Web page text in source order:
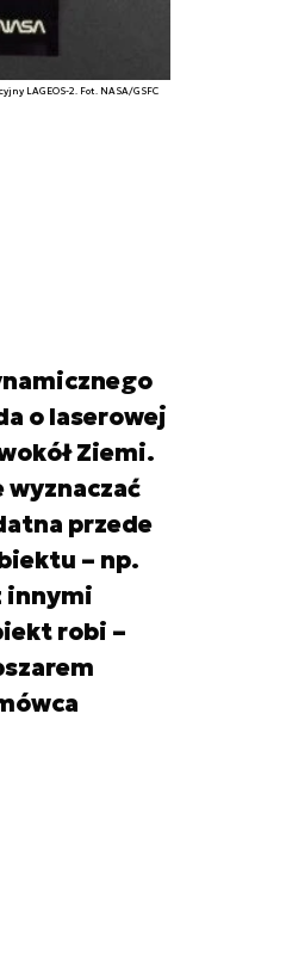
LAGEOS-2. Fot. NASA/GSFC
o laserowej
Ziemi.
przede
– np.
innymi
robi –